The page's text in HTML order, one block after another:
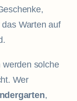
Warten auf
werden solche
Wer
,